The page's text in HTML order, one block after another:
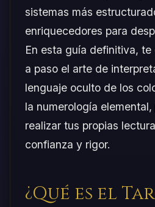
sistemas más
enriquecedores para
En esta guía definitiva, te
a paso el arte de
lenguaje oculto de los
la numerología
realizar tus propias
confianza y rigor.
¿Qué es el